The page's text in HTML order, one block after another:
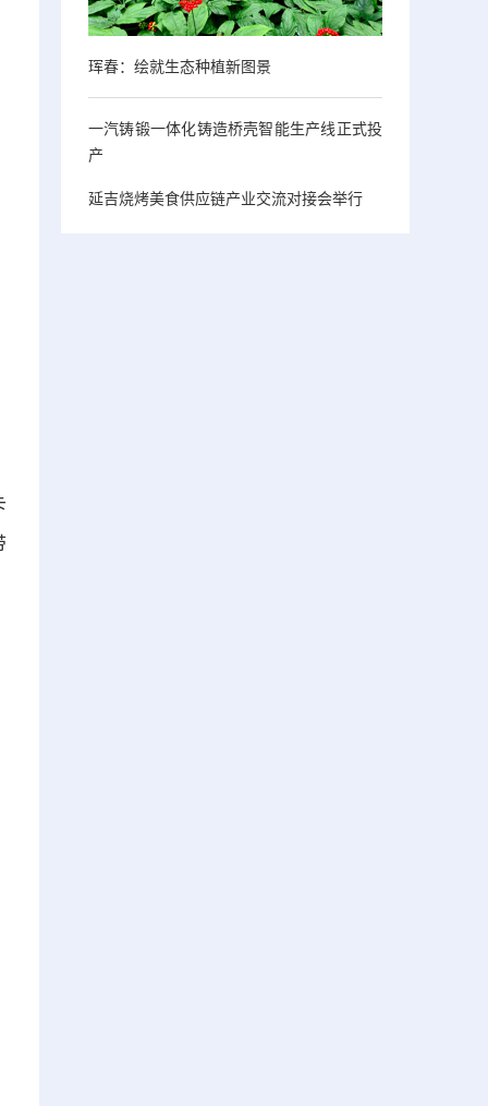
珲春：绘就生态种植新图景
一汽铸锻一体化铸造桥壳智能生产线正式投
产
延吉烧烤美食供应链产业交流对接会举行